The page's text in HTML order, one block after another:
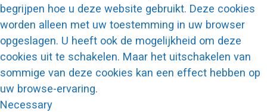
begrijpen hoe u deze website gebruikt. Deze cookies
worden alleen met uw toestemming in uw browser
opgeslagen. U heeft ook de mogelijkheid om deze
cookies uit te schakelen. Maar het uitschakelen van
sommige van deze cookies kan een effect hebben op
uw browse-ervaring.
Necessary